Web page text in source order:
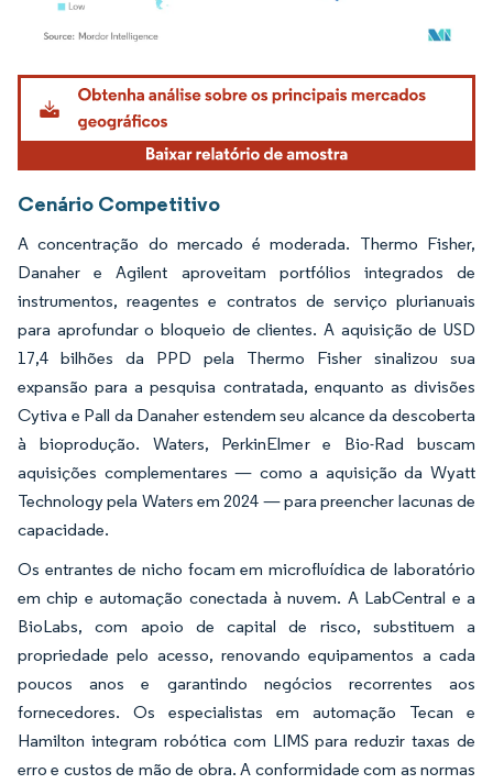
Imagem © Mordor Intelligence. O reuso requer atribuição conforme CC BY 4.0.
Cenário Competitivo
A concentração do mercado é moderada. Thermo Fisher,
Danaher e Agilent aproveitam portfólios integrados de
instrumentos, reagentes e contratos de serviço plurianuais
para aprofundar o bloqueio de clientes. A aquisição de USD
17,4 bilhões da PPD pela Thermo Fisher sinalizou sua
expansão para a pesquisa contratada, enquanto as divisões
Cytiva e Pall da Danaher estendem seu alcance da descoberta
à bioprodução. Waters, PerkinElmer e Bio-Rad buscam
aquisições complementares — como a aquisição da Wyatt
Technology pela Waters em 2024 — para preencher lacunas de
capacidade.
Os entrantes de nicho focam em microfluídica de laboratório
em chip e automação conectada à nuvem. A LabCentral e a
BioLabs, com apoio de capital de risco, substituem a
propriedade pelo acesso, renovando equipamentos a cada
poucos anos e garantindo negócios recorrentes aos
fornecedores. Os especialistas em automação Tecan e
Hamilton integram robótica com LIMS para reduzir taxas de
erro e custos de mão de obra. A conformidade com as normas